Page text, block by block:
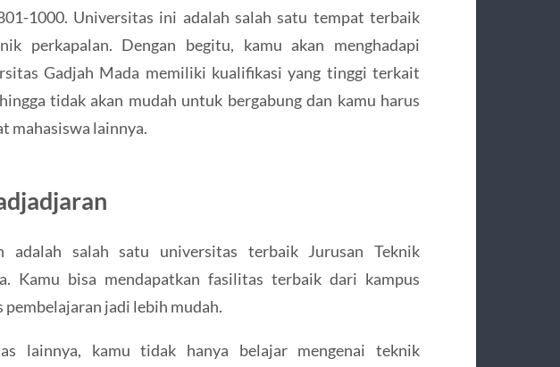
1000. Universitas ini adalah salah satu tempat terbaik
perkapalan. Dengan begitu, kamu akan menghadapi
Gadjah Mada memiliki kualifikasi yang tinggi terkait
tidak akan mudah untuk bergabung dan kamu harus
mahasiswa lainnya.
adalah salah satu universitas terbaik Jurusan Teknik
Kamu bisa mendapatkan fasilitas terbaik dari kampus
pembelajaran jadi lebih mudah.
lainnya, kamu tidak hanya belajar mengenai teknik